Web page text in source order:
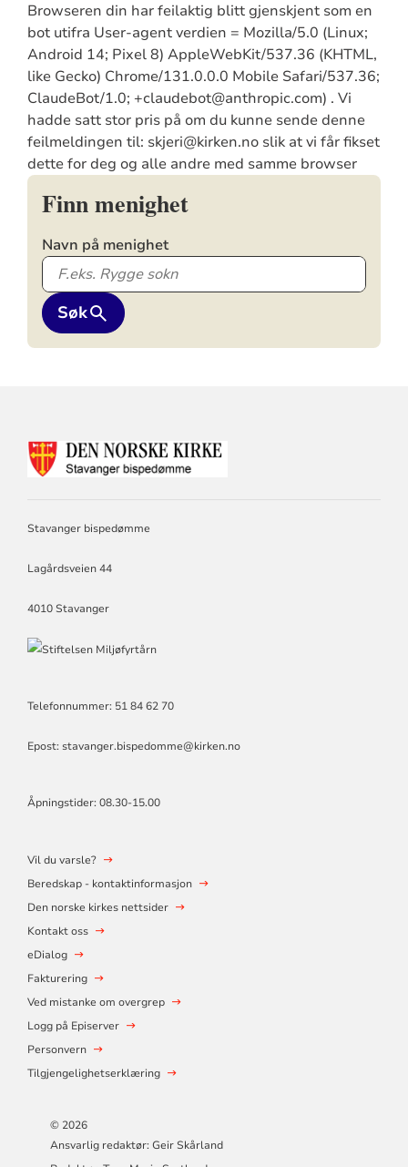
Browseren din har feilaktig blitt gjenskjent som en
bot utifra User-agent verdien = Mozilla/5.0 (Linux;
Android 14; Pixel 8) AppleWebKit/537.36 (KHTML,
like Gecko) Chrome/131.0.0.0 Mobile Safari/537.36;
ClaudeBot/1.0; +claudebot@anthropic.com) . Vi
hadde satt stor pris på om du kunne sende denne
feilmeldingen til: skjeri@kirken.no slik at vi får fikset
dette for deg og alle andre med samme browser
Finn menighet
Navn på menighet
Søk
Stavanger bispedømme
Lagårdsveien 44
4010 Stavanger
Telefonnummer: 51 84 62 70
Epost: stavanger.bispedomme@kirken.no
Åpningstider: 08.30-15.00
Vil du varsle?
Beredskap - kontaktinformasjon
Den norske kirkes nettsider
Kontakt oss
eDialog
Fakturering
Ved mistanke om overgrep
Logg på Episerver
Personvern
Tilgjengelighetserklæring
© 2026
Ansvarlig redaktør: Geir Skårland